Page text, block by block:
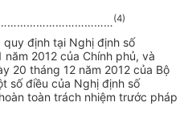
(4)
định tại Nghị định số
năm 2012 của Chính phủ, và
20 tháng 12 năm 2012 của Bộ
số điều của Nghị định số
toàn trách nhiệm trước pháp